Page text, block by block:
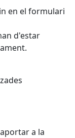
en el formulari
d'estar
a la